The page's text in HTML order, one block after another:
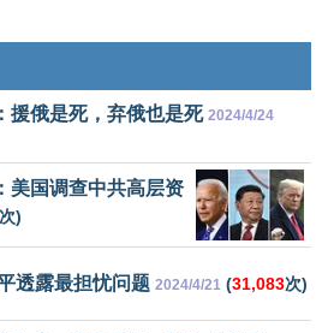
援俄是死，弃俄也是死 2024/4/24
美国调查中共高层资
次)
透露最担忧问题 2024/4/21 (31,083次)